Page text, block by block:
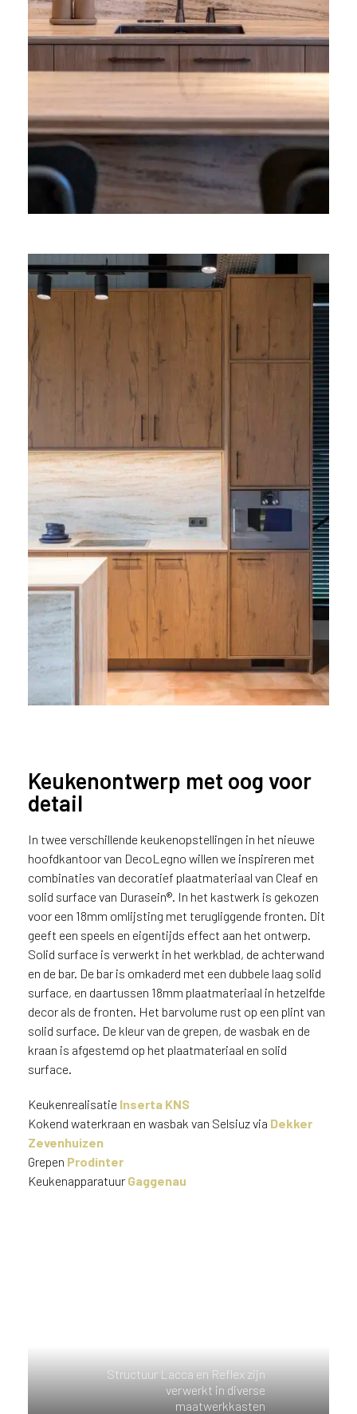
In de maatwerk keukens is Cleaf
plaatmateriaal gecombineerd
met Durasein® DM5053 Sahara
Dune
In de maatwerk keukens is Cleaf
plaatmateriaal gecombineerd
met Durasein® DM5002
Weathered Wood
Keukenontwerp met oog voor
detail
In twee verschillende keukenopstellingen in het nieuwe
hoofdkantoor van DecoLegno willen we inspireren met
combinaties van decoratief plaatmateriaal van Cleaf en
solid surface van Durasein®. In het kastwerk is gekozen
voor een 18mm omlijsting met terugliggende fronten. Dit
geeft een speels en eigentijds effect aan het ontwerp.
Solid surface is verwerkt in het werkblad, de achterwand
en de bar. De bar is omkaderd met een dubbele laag solid
surface, en daartussen 18mm plaatmateriaal in hetzelfde
decor als de fronten. Het barvolume rust op een plint van
solid surface. De kleur van de grepen, de wasbak en de
kraan is afgestemd op het plaatmateriaal en solid
surface.
Keukenrealisatie Inserta KNS
Kokend waterkraan en wasbak van Selsiuz via Dekker
Zevenhuizen
Grepen Prodinter
Keukenapparatuur Gaggenau
Structuur Lacca en Reflex zijn
verwerkt in diverse
maatwerkkasten